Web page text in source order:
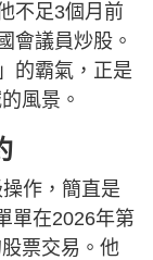
不足3個月前
會議員炒股。
的霸氣，正是
風景。
作，簡直是
單在2026年第
票交易。他